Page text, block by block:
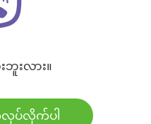
ဘူးလား။
လုပ်လိုက်ပါ